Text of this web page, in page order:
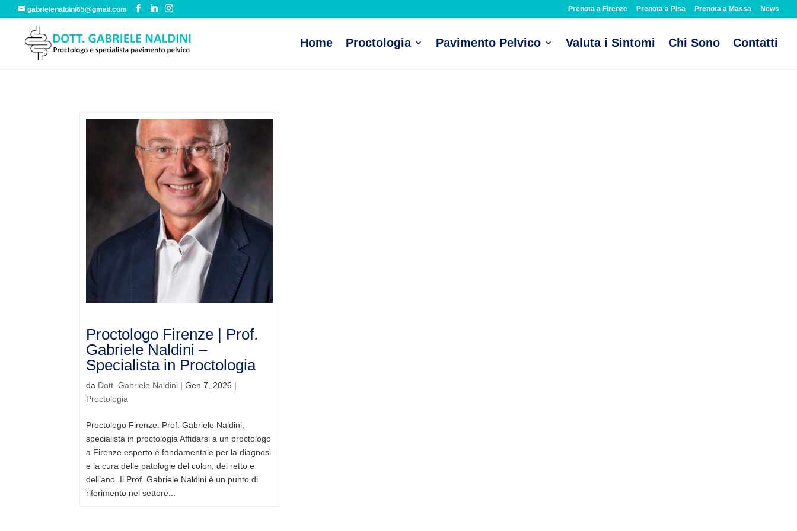
gabrielenaldini65@gmail.com Prenota a Firenze Prenota a Pisa Prenota a Massa News
Home Proctologia Pavimento Pelvico Valuta i Sintomi Chi Sono Contatti
Proctologo Firenze | Prof.
Gabriele Naldini –
Specialista in Proctologia
da Dott. Gabriele Naldini |Gen 7, 2026 |
Proctologia
Proctologo Firenze: Prof. Gabriele Naldini,
specialista in proctologia Affidarsi a un proctologo
a Firenze esperto è fondamentale per la diagnosi
e la cura delle patologie del colon, del retto e
dell’ano. Il Prof. Gabriele Naldini è un punto di
riferimento nel settore...